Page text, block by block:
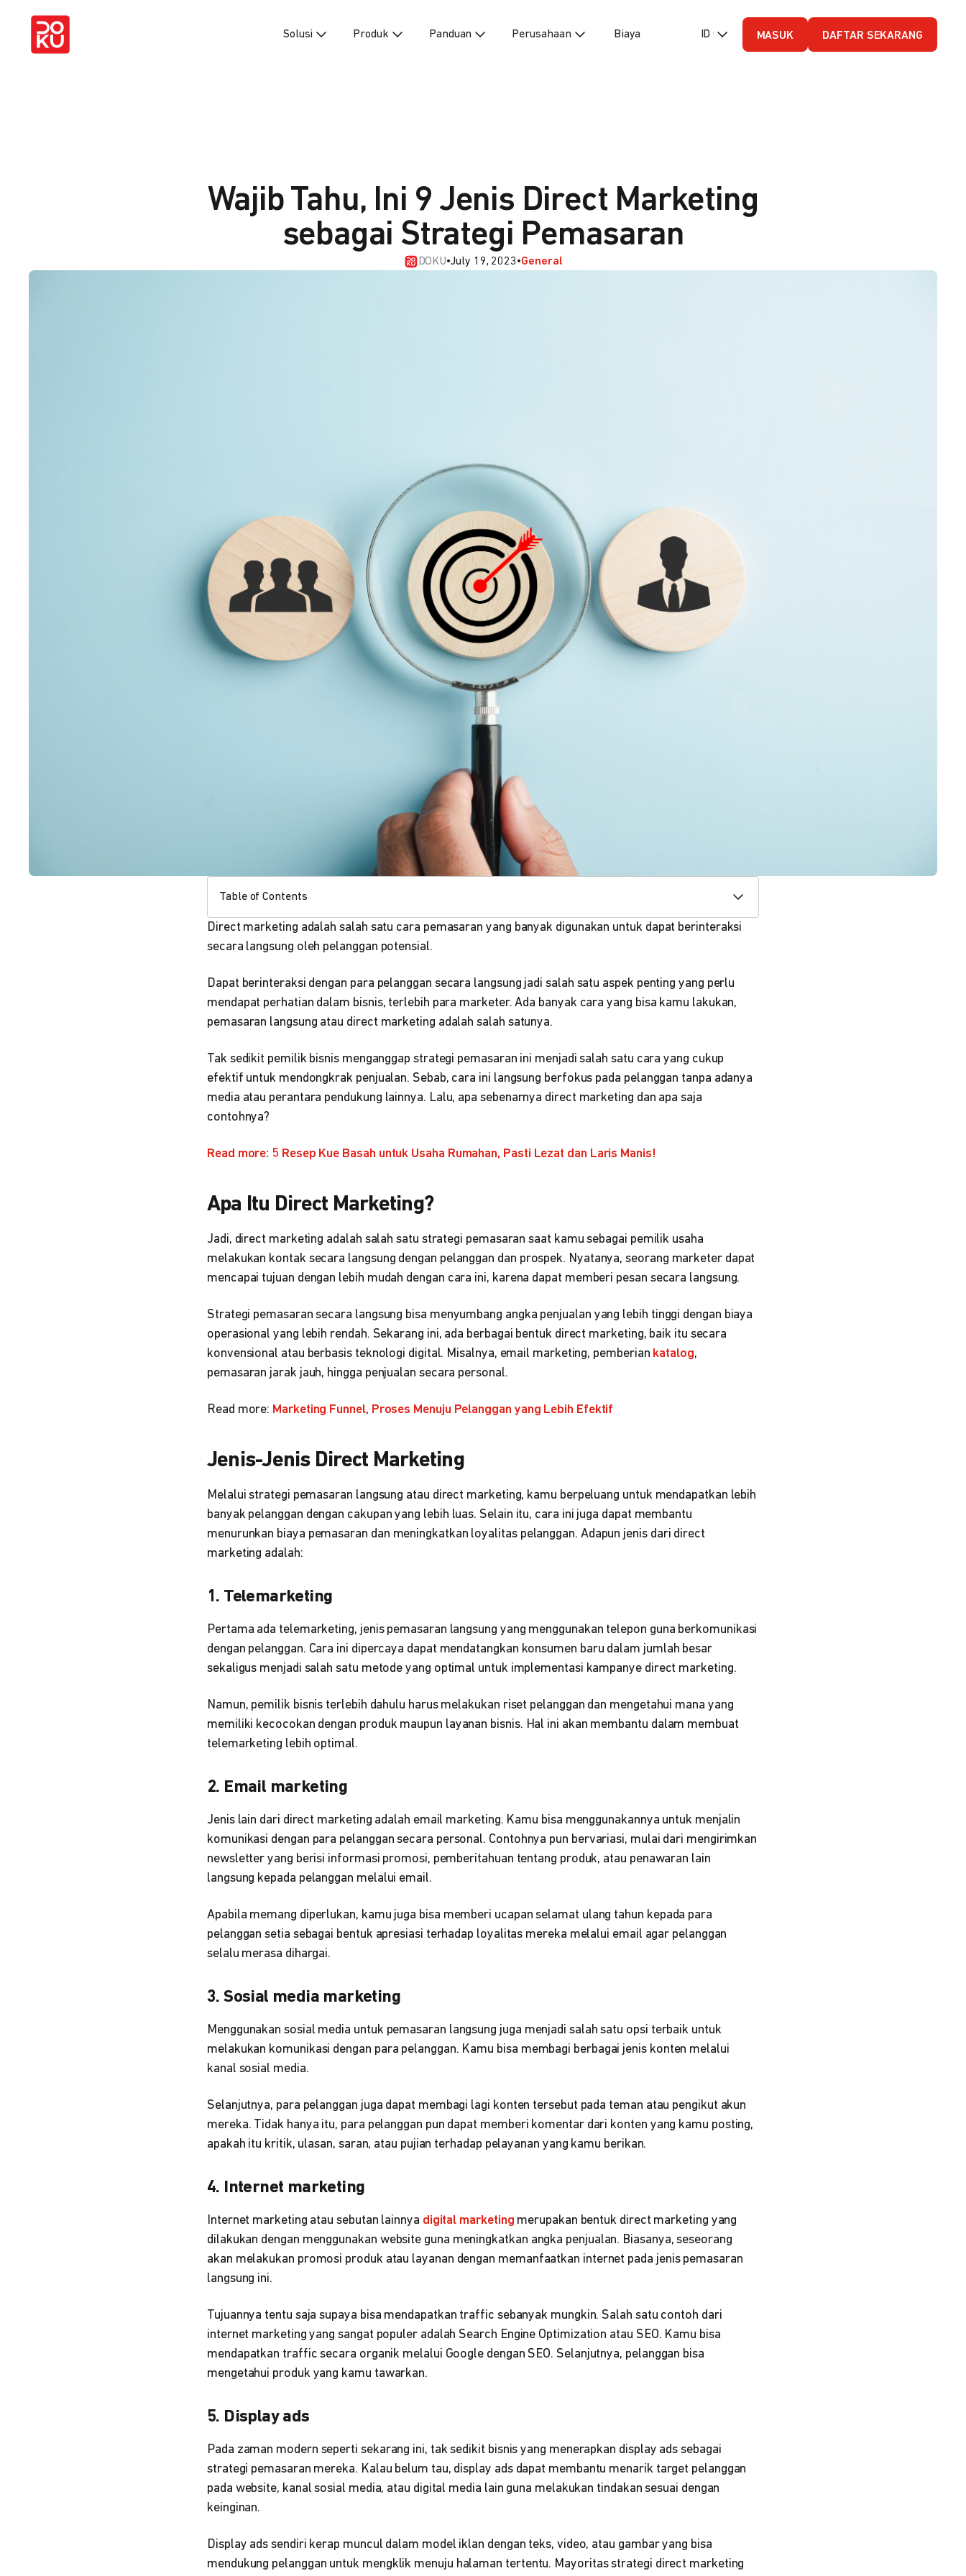
Solusi Produk Panduan Perusahaan Biaya ID (Bahasa Indonesia)
MASUK DAFTAR SEKARANG
Wajib Tahu, Ini 9 Jenis Direct Marketing
sebagai Strategi Pemasaran
DOKU•July 19, 2023•General
Table of Contents
Direct marketing adalah salah satu cara pemasaran yang banyak digunakan untuk dapat berinteraksi
secara langsung oleh pelanggan potensial.
Dapat berinteraksi dengan para pelanggan secara langsung jadi salah satu aspek penting yang perlu
mendapat perhatian dalam bisnis, terlebih para marketer. Ada banyak cara yang bisa kamu lakukan,
pemasaran langsung atau direct marketing adalah salah satunya.
Tak sedikit pemilik bisnis menganggap strategi pemasaran ini menjadi salah satu cara yang cukup
efektif untuk mendongkrak penjualan. Sebab, cara ini langsung berfokus pada pelanggan tanpa adanya
media atau perantara pendukung lainnya. Lalu, apa sebenarnya direct marketing dan apa saja
contohnya?
Read more: 5 Resep Kue Basah untuk Usaha Rumahan, Pasti Lezat dan Laris Manis!
Apa Itu Direct Marketing?
Jadi, direct marketing adalah salah satu strategi pemasaran saat kamu sebagai pemilik usaha
melakukan kontak secara langsung dengan pelanggan dan prospek. Nyatanya, seorang marketer dapat
mencapai tujuan dengan lebih mudah dengan cara ini, karena dapat memberi pesan secara langsung.
Strategi pemasaran secara langsung bisa menyumbang angka penjualan yang lebih tinggi dengan biaya
operasional yang lebih rendah. Sekarang ini, ada berbagai bentuk direct marketing, baik itu secara
konvensional atau berbasis teknologi digital. Misalnya, email marketing, pemberian katalog,
pemasaran jarak jauh, hingga penjualan secara personal.
Read more: Marketing Funnel, Proses Menuju Pelanggan yang Lebih Efektif
Jenis-Jenis Direct Marketing
Melalui strategi pemasaran langsung atau direct marketing, kamu berpeluang untuk mendapatkan lebih
banyak pelanggan dengan cakupan yang lebih luas. Selain itu, cara ini juga dapat membantu
menurunkan biaya pemasaran dan meningkatkan loyalitas pelanggan. Adapun jenis dari direct
marketing adalah:
1. Telemarketing
Pertama ada telemarketing, jenis pemasaran langsung yang menggunakan telepon guna berkomunikasi
dengan pelanggan. Cara ini dipercaya dapat mendatangkan konsumen baru dalam jumlah besar
sekaligus menjadi salah satu metode yang optimal untuk implementasi kampanye direct marketing.
Namun, pemilik bisnis terlebih dahulu harus melakukan riset pelanggan dan mengetahui mana yang
memiliki kecocokan dengan produk maupun layanan bisnis. Hal ini akan membantu dalam membuat
telemarketing lebih optimal.
2. Email marketing
Jenis lain dari direct marketing adalah email marketing. Kamu bisa menggunakannya untuk menjalin
komunikasi dengan para pelanggan secara personal. Contohnya pun bervariasi, mulai dari mengirimkan
newsletter yang berisi informasi promosi, pemberitahuan tentang produk, atau penawaran lain
langsung kepada pelanggan melalui email.
Apabila memang diperlukan, kamu juga bisa memberi ucapan selamat ulang tahun kepada para
pelanggan setia sebagai bentuk apresiasi terhadap loyalitas mereka melalui email agar pelanggan
selalu merasa dihargai.
3. Sosial media marketing
Menggunakan sosial media untuk pemasaran langsung juga menjadi salah satu opsi terbaik untuk
melakukan komunikasi dengan para pelanggan. Kamu bisa membagi berbagai jenis konten melalui
kanal sosial media.
Selanjutnya, para pelanggan juga dapat membagi lagi konten tersebut pada teman atau pengikut akun
mereka. Tidak hanya itu, para pelanggan pun dapat memberi komentar dari konten yang kamu posting,
apakah itu kritik, ulasan, saran, atau pujian terhadap pelayanan yang kamu berikan.
4. Internet marketing
Internet marketing atau sebutan lainnya digital marketing merupakan bentuk direct marketing yang
dilakukan dengan menggunakan website guna meningkatkan angka penjualan. Biasanya, seseorang
akan melakukan promosi produk atau layanan dengan memanfaatkan internet pada jenis pemasaran
langsung ini.
Tujuannya tentu saja supaya bisa mendapatkan traffic sebanyak mungkin. Salah satu contoh dari
internet marketing yang sangat populer adalah Search Engine Optimization atau SEO. Kamu bisa
mendapatkan traffic secara organik melalui Google dengan SEO. Selanjutnya, pelanggan bisa
mengetahui produk yang kamu tawarkan.
5. Display ads
Pada zaman modern seperti sekarang ini, tak sedikit bisnis yang menerapkan display ads sebagai
strategi pemasaran mereka. Kalau belum tau, display ads dapat membantu menarik target pelanggan
pada website, kanal sosial media, atau digital media lain guna melakukan tindakan sesuai dengan
keinginan.
Display ads sendiri kerap muncul dalam model iklan dengan teks, video, atau gambar yang bisa
mendukung pelanggan untuk mengklik menuju halaman tertentu. Mayoritas strategi direct marketing